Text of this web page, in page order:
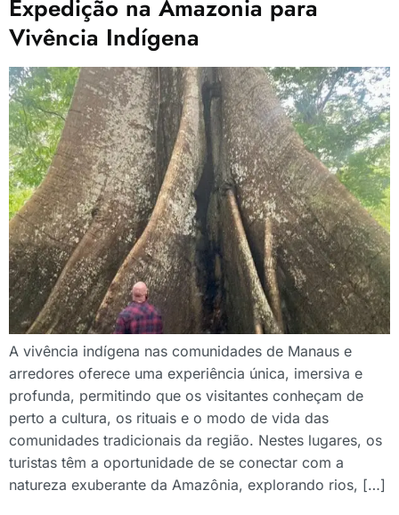
Expedição na Amazonia para
Vivência Indígena
A vivência indígena nas comunidades de Manaus e
arredores oferece uma experiência única, imersiva e
profunda, permitindo que os visitantes conheçam de
perto a cultura, os rituais e o modo de vida das
comunidades tradicionais da região. Nestes lugares, os
turistas têm a oportunidade de se conectar com a
natureza exuberante da Amazônia, explorando rios, […]